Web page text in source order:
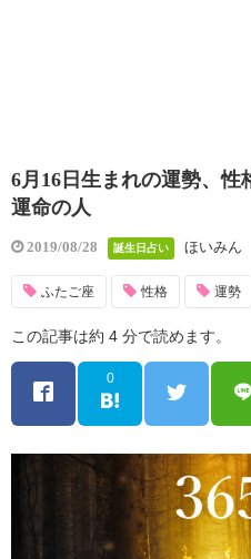
6月16日生まれの運勢、性
運命の人
2019/08/28 誕生日占い ほいみん
ふたご座 性格 運勢
この記事は約 4 分で読めます。
0